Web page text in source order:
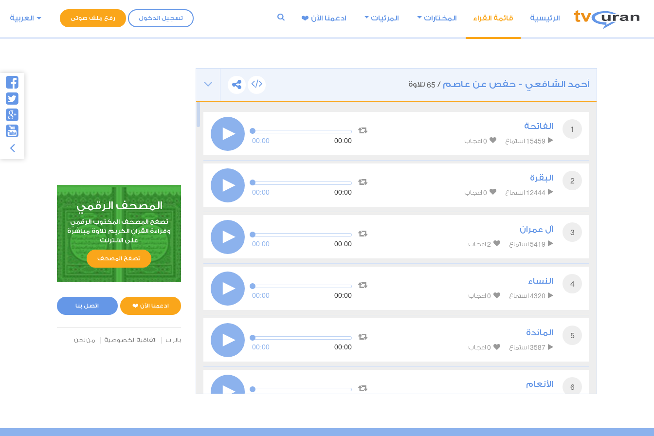
تسجيل الدخول رفع ملف صوتى العربية الرئيسية قائمة القراء المختارات المرئيات ادعمنا اﻵن ❤️
أحمد الشافعي - حفص عن عاصم /
65 تلاوة
1 الفاتحة
15459 استماع 0 اعجاب 00:00 00:00
2 البقرة
12444 استماع 0 اعجاب 00:00 00:00
3 آل عمران
5419 استماع 2 اعجاب 00:00 00:00
4 النساء
4320 استماع 0 اعجاب 00:00 00:00
5 المائدة
3587 استماع 0 اعجاب 00:00 00:00
6 الأنعام
المصحف الرقمي
تصفح المصحف المكتوب الرقمي
وقراءة القران الكريم تلاوة مباشرة
على الانترنت
تصفح المصحف
ادعمنا الآن ❤️ اتصل بنا
بانرات اتفاقية الخصوصية من نحن